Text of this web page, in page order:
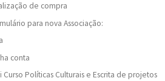
de compra
para nova Associação:
conta
Curso Políticas Culturais e Escrita de projetos